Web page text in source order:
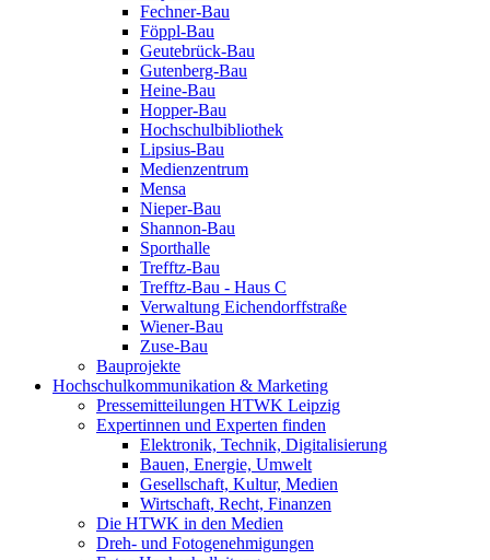
Fechner-Bau
Föppl-Bau
Geutebrück-Bau
Gutenberg-Bau
Heine-Bau
Hopper-Bau
Hochschulbibliothek
Lipsius-Bau
Medienzentrum
Mensa
Nieper-Bau
Shannon-Bau
Sporthalle
Trefftz-Bau
Trefftz-Bau - Haus C
Verwaltung Eichendorffstraße
Wiener-Bau
Zuse-Bau
Bauprojekte
Hochschulkommunikation & Marketing
Pressemitteilungen HTWK Leipzig
Expertinnen und Experten finden
Elektronik, Technik, Digitalisierung
Bauen, Energie, Umwelt
Gesellschaft, Kultur, Medien
Wirtschaft, Recht, Finanzen
Die HTWK in den Medien
Dreh- und Fotogenehmigungen